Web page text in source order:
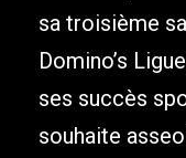
sa troisième
Domino’s
ses succès
souhaite